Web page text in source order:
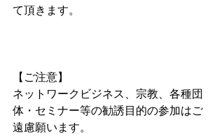
て頂きます。
【ご注意】
ネットワークビジネス、宗教、各種団
体・セミナー等の勧誘目的の参加はご
遠慮願います。